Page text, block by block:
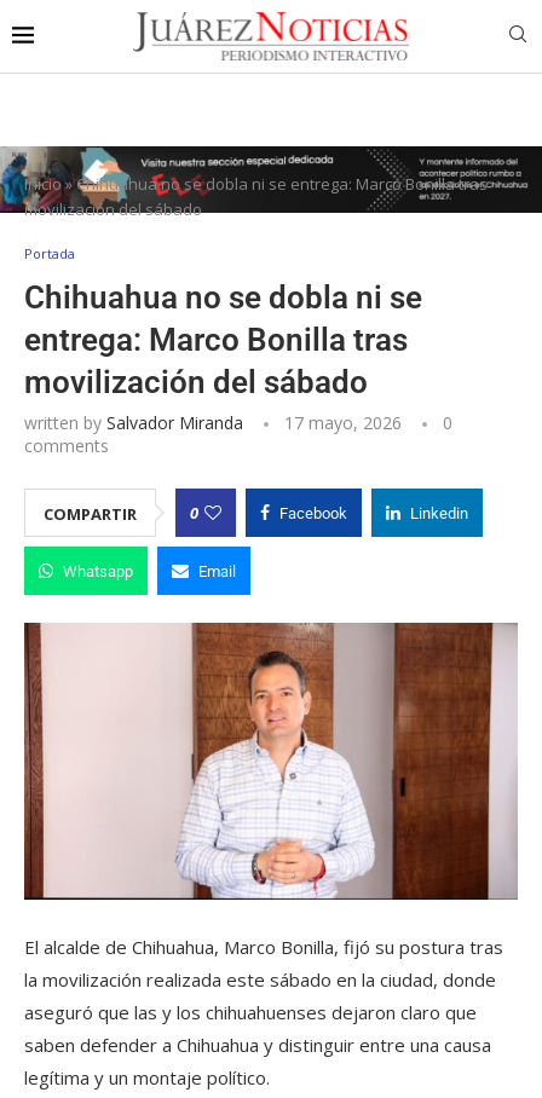
Inicio»Chihuahua no se dobla ni se entrega: Marco Bonilla tras
movilización del sábado
Portada
Chihuahua no se dobla ni se
entrega: Marco Bonilla tras
movilización del sábado
written by Salvador Miranda 17 mayo, 2026
0
comments
COMPARTIR 0 Facebook Linkedin
Whatsapp Email
El alcalde de Chihuahua, Marco Bonilla, fijó su postura tras
la movilización realizada este sábado en la ciudad, donde
aseguró que las y los chihuahuenses dejaron claro que
saben defender a Chihuahua y distinguir entre una causa
legítima y un montaje político.